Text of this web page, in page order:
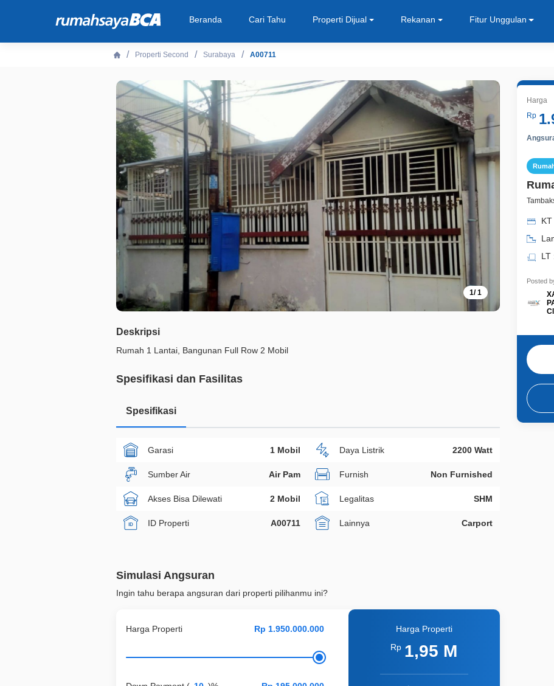
Beranda Cari Tahu Properti Dijual Rekanan Fitur Unggulan
Properti Second Surabaya A00711
1/1
Deskripsi
Rumah 1 Lantai, Bangunan Full Row 2 Mobil
Spesifikasi dan Fasilitas
Spesifikasi
Garasi 1 Mobil Daya Listrik 2200 Watt
Sumber Air Air Pam Furnish Non Furnished
Akses Bisa Dilewati 2 Mobil Legalitas SHM
ID Properti A00711 Lainnya Carport
Simulasi Angsuran
Ingin tahu berapa angsuran dari properti pilihanmu ini?
Harga Properti
Harga Properti
Rp 1,95 M
Harga
Rp
KT
LT
Posted